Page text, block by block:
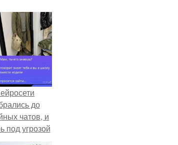
до
чатов, и
под угрозой
нервы.